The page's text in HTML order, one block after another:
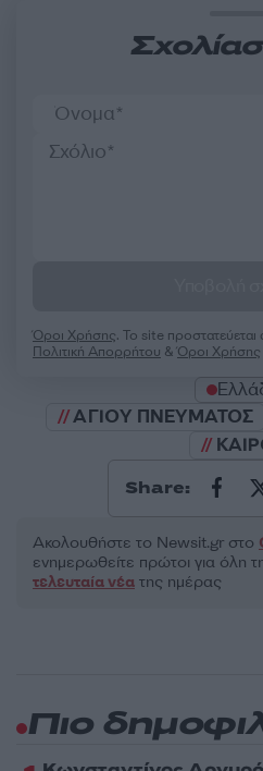
Όροι Χρήσης. Το site
Πολιτική Απορρήτου &Όροι Χρήσης
ΑΓΙΟΥ ΠΝΕΥΜΑΤΟΣ
Share:
Ακολουθήστε το Νewsit.gr στο
ενημερωθείτε πρώτοι για όλη
τελευταία νέα της ημέρας
Πιο